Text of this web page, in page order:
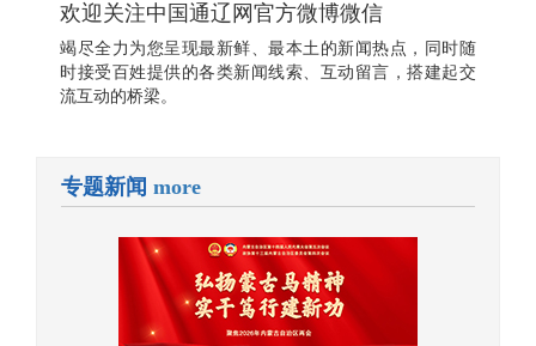
欢迎关注中国通辽网官方微博微信
竭尽全力为您呈现最新鲜、最本土的新闻热点，同时随
时接受百姓提供的各类新闻线索、互动留言，搭建起交
流互动的桥梁。
专题新闻 more